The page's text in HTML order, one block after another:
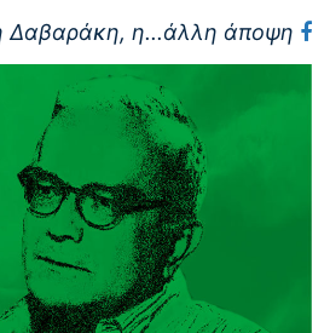
Δαβαράκη, η...άλλη άποψη